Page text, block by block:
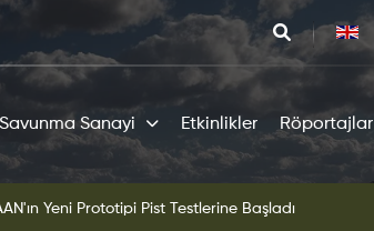
Savunma Sanayi Etkinlikler Röportajlar
Yeni Prototipi Pist Testlerine Başladı